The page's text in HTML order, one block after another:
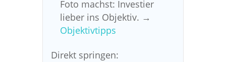
Foto machst: Investier
lieber ins Objektiv. →
Objektivtipps
Direkt springen: